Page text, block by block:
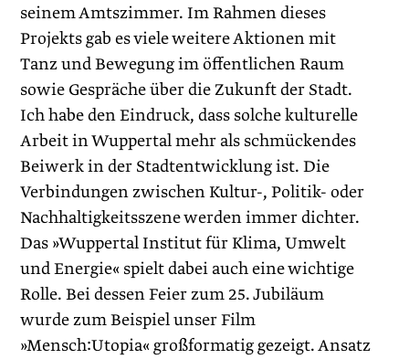
seinem Amtszimmer. Im Rahmen dieses
Projekts gab es viele weitere Aktionen mit
Tanz und Bewegung im öffentlichen Raum
sowie Gespräche über die Zukunft der Stadt.
Ich habe den Eindruck, dass solche kulturelle
Arbeit in Wuppertal mehr als schmückendes
Beiwerk in der Stadtentwicklung ist. Die
Verbindungen zwischen Kultur-, Politik- oder
Nachhaltigkeitsszene werden immer dichter.
Das »Wuppertal Institut für Klima, Umwelt
und Energie« spielt dabei auch eine wichtige
Rolle. Bei dessen Feier zum 25. Jubiläum
wurde zum Beispiel unser Film
»Mensch:Utopia« großformatig gezeigt. Ansatz